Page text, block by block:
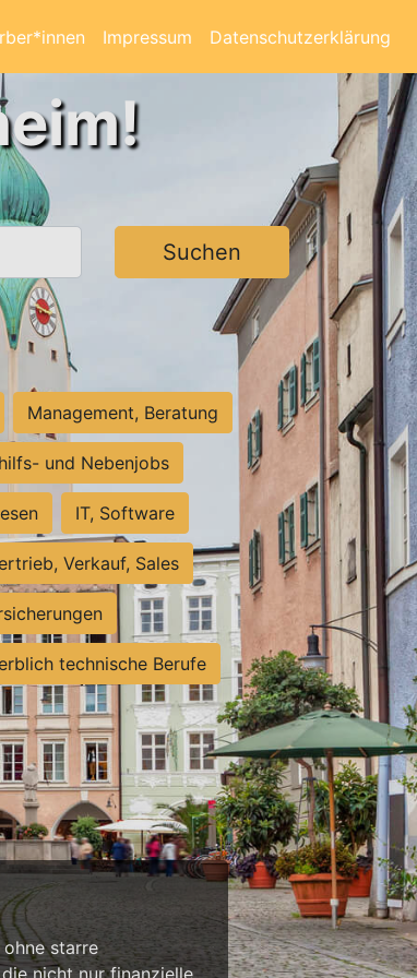
Impressum Datenschutzerklärung
Suchen
Management, Beratung
und Nebenjobs
IT, Software
Verkauf, Sales
technische Berufe
starre